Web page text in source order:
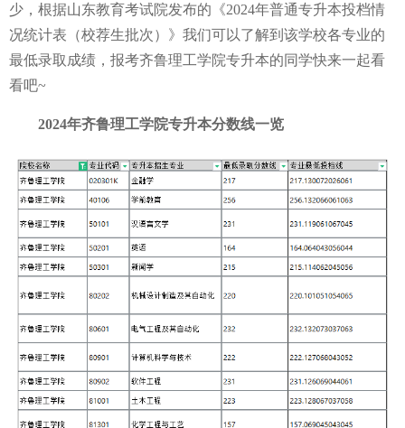
少，根据山东教育考试院发布的《2024年普通专升本投档情
况统计表（校荐生批次）》我们可以了解到该学校各专业的
最低录取成绩，报考齐鲁理工学院专升本的同学快来一起看
看吧~
2024年齐鲁理工学院专升本分数线一览